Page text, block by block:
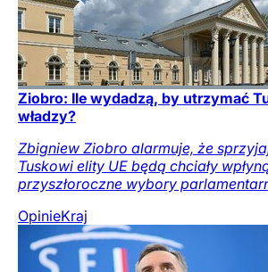
Ziobro: Ile wydadzą, by utrzymać
władzy?
Zbigniew Ziobro alarmuje, że
Tuskowi elity UE będą chciały
przyszłoroczne wybory
OpinieKraj